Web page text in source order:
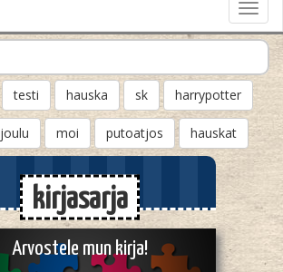
testi hauska sk harrypotter
joulu moi putoatjos hauskat
kirjasarja
Arvostele mun kirja!